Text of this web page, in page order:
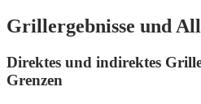
Grillergebnisse und
Direktes und indirektes
Grenzen